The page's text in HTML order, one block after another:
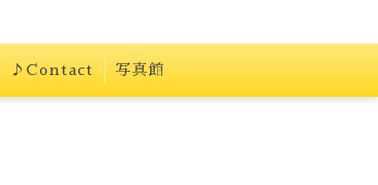
♪Contact 写真館